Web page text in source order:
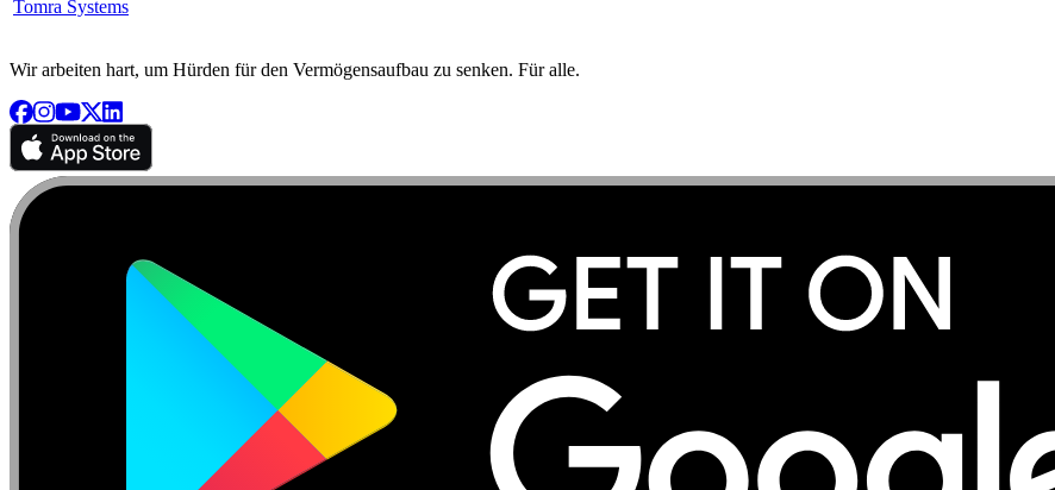
Tomra Systems
Wir arbeiten hart, um Hürden für den Vermögensaufbau zu senken. Für alle.